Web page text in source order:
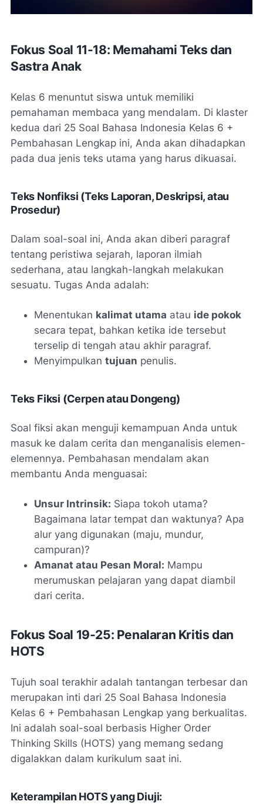
Fokus Soal 11-18: Memahami Teks dan
Sastra Anak
Kelas 6 menuntut siswa untuk memiliki
pemahaman membaca yang mendalam. Di klaster
kedua dari 25 Soal Bahasa Indonesia Kelas 6 +
Pembahasan Lengkap ini, Anda akan dihadapkan
pada dua jenis teks utama yang harus dikuasai.
Teks Nonfiksi (Teks Laporan, Deskripsi, atau
Prosedur)
Dalam soal-soal ini, Anda akan diberi paragraf
tentang peristiwa sejarah, laporan ilmiah
sederhana, atau langkah-langkah melakukan
sesuatu. Tugas Anda adalah:
Menentukan kalimat utama atau ide pokok
secara tepat, bahkan ketika ide tersebut
terselip di tengah atau akhir paragraf.
Menyimpulkan tujuan penulis.
Teks Fiksi (Cerpen atau Dongeng)
Soal fiksi akan menguji kemampuan Anda untuk
masuk ke dalam cerita dan menganalisis elemen-
elemennya. Pembahasan mendalam akan
membantu Anda menguasai:
Unsur Intrinsik: Siapa tokoh utama?
Bagaimana latar tempat dan waktunya? Apa
alur yang digunakan (maju, mundur,
campuran)?
Amanat atau Pesan Moral: Mampu
merumuskan pelajaran yang dapat diambil
dari cerita.
Fokus Soal 19-25: Penalaran Kritis dan
HOTS
Tujuh soal terakhir adalah tantangan terbesar dan
merupakan inti dari 25 Soal Bahasa Indonesia
Kelas 6 + Pembahasan Lengkap yang berkualitas.
Ini adalah soal-soal berbasis Higher Order
Thinking Skills (HOTS) yang memang sedang
digalakkan dalam kurikulum saat ini.
Keterampilan HOTS yang Diuji: